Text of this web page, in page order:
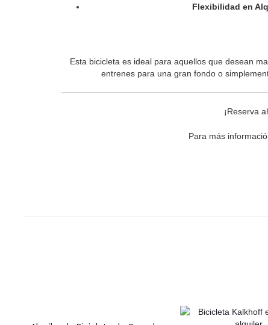
Flexibilidad en
Esta bicicleta es ideal para aquellos que desean
entrenes para una gran fondo o
¡Reserva
Para más